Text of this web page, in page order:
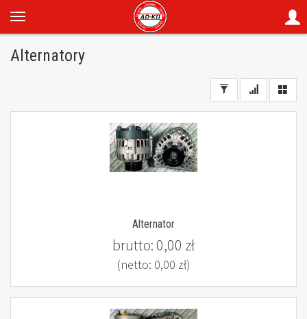
Alternatory
Alternator
brutto: 0,00 zł
(netto: 0,00 zł)